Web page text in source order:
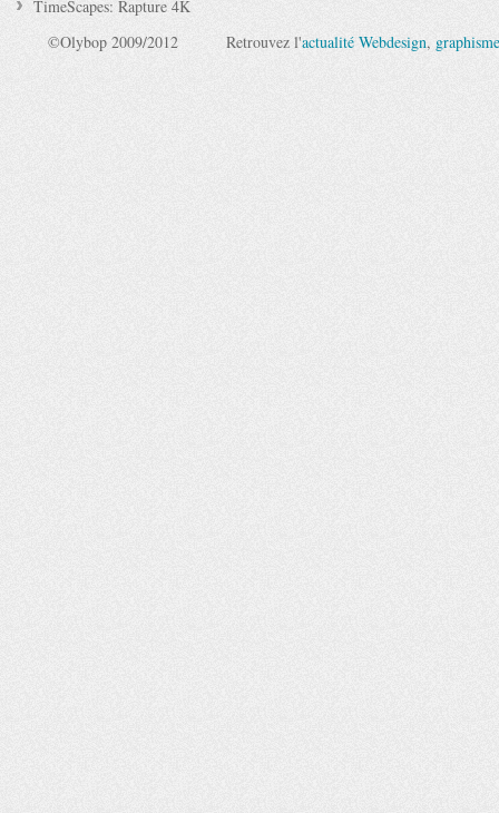
TimeScapes: Rapture 4K
©Olybop 2009/2012 Retrouvez l'actualité Webdesign, graphisme